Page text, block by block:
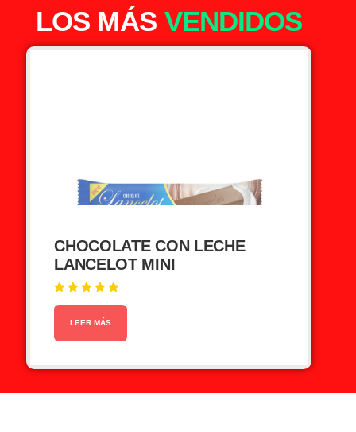
LOS MÁS VENDIDOS
CHOCOLATE CON LECHE
LANCELOT MINI
Valorado en
LEER MÁS